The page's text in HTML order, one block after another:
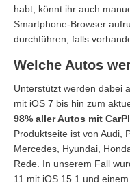
habt, könnt ihr auch
Smartphone-Browser
durchführen, falls
Welche Autos
Unterstützt werden dabei
mit iOS 7 bis hin zum
98% aller Autos mit
Produktseite ist von Audi,
Mercedes, Hyundai,
Rede. In unserem Fall
11 mit iOS 15.1 und